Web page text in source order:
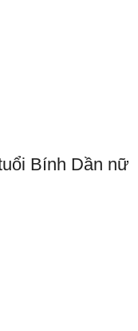
Bính Dần nữ